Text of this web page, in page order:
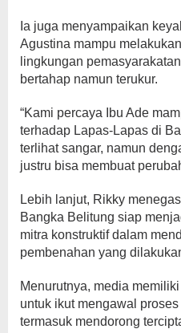
Ia juga menyampaikan
Agustina mampu
lingkungan
bertahap namun terukur.
“Kami percaya Ibu Ade
terhadap Lapas-Lapas di
terlihat sangar, namun
justru bisa membuat
Lebih lanjut, Rikky
Bangka Belitung siap
mitra konstruktif dalam
pembenahan yang
Menurutnya, media
untuk ikut mengawal
termasuk mendorong